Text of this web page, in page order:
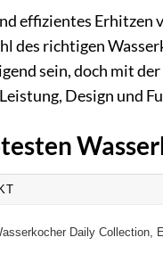
effizientes Erhitzen
des richtigen
sein, doch mit
Design und
Daily Collection,